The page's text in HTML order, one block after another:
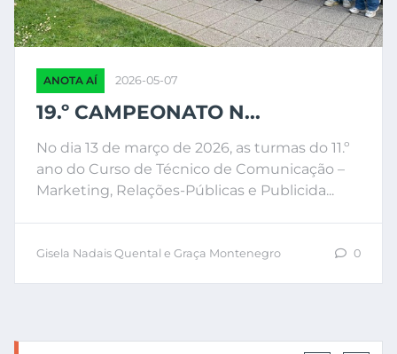
ANOTA AÍ 2026-05-07
19.º CAMPEONATO N...
No dia 13 de março de 2026, as turmas do 11.º
ano do Curso de Técnico de Comunicação –
Marketing, Relações-Públicas e Publicida...
Gisela Nadais Quental e Graça Montenegro 0